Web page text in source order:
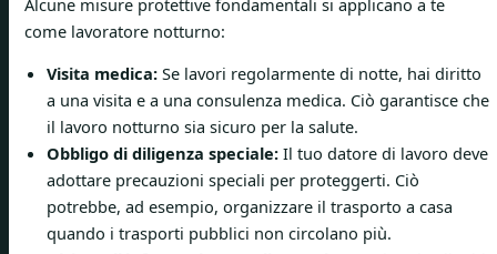
come lavoratore notturno:
Visita medica: Se lavori regolarmente di notte, hai diritto
a una visita e a una consulenza medica. Ciò garantisce che
il lavoro notturno sia sicuro per la salute.
Obbligo di diligenza speciale: Il tuo datore di lavoro deve
adottare precauzioni speciali per proteggerti. Ciò
potrebbe, ad esempio, organizzare il trasporto a casa
quando i trasporti pubblici non circolano più.